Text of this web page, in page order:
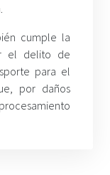
cumple la
el delito de
para el
por daños